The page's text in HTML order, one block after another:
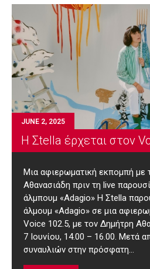
JUNE 2, 2025
Η Σtella έρχεται στον
Μια αφιερωματική εκπομπή με
Αθανασιάδη πριν τη live
άλμπουμ «Adagio» Η Σtella
άλμουμ «Adagio» σε μια
Voice 102.5, με τον Δημήτρη
7 Ιουνίου, 14.00 – 16.00. Μετά
συναυλιών στην πρόσφατη…